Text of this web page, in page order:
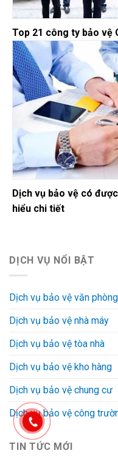
Top 21 công ty bảo vệ
Dịch vụ bảo vệ có
hiểu chi tiết
DỊCH VỤ NỔI BẬT
Dịch vụ bảo vệ văn phòng
Dịch vụ bảo vệ nhà máy
Dịch vụ bảo vệ tòa nhà
Dịch vụ bảo vệ kho hàng
Dịch vụ bảo vệ chung cư
Dịch vụ bảo vệ công
TIN TỨC MỚI